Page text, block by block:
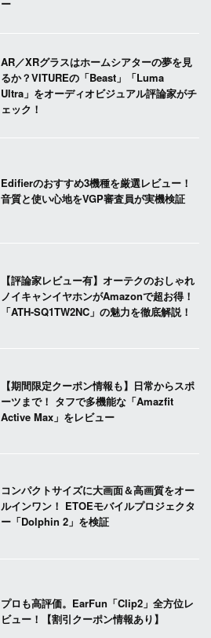
ー
AR／XRグラスはホームシアターの夢を見
るか？VITUREの「Beast」「Luma
Ultra」をオーディオビジュアル評論家がチ
ェック！
Edifierのおすすめ3機種を厳選レビュー！
音質と使い心地をVGP審査員が実機検証
【評論家レビュー有】オーテクのおしゃれ
ノイキャンイヤホンがAmazonで超お得！
「ATH-SQ1TW2NC」の魅力を徹底解説！
【期間限定クーポン情報も】日常からスポ
ーツまで！ タフで多機能な「Amazfit
Active Max」をレビュー
コンパクトサイズに大画面＆高画質をオー
ルインワン！ ETOEモバイルプロジェクタ
ー「Dolphin 2」を検証
プロも高評価。EarFun「Clip2」全方位レ
ビュー！【割引クーポン情報あり】